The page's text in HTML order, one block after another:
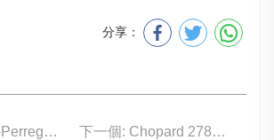
分享：
上一個: Girard-Perregaux 82000-11-3259-5CX 下一個: Chopard 278582-3009